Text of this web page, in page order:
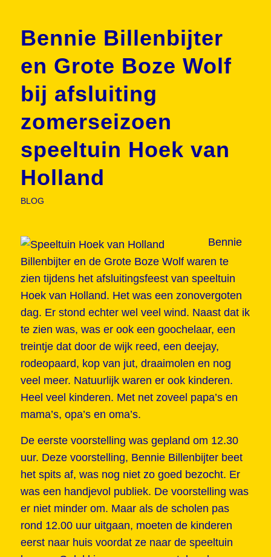
Bennie Billenbijter
en Grote Boze Wolf
bij afsluiting
zomerseizoen
speeltuin Hoek van
Holland
BLOG
Bennie
Billenbijter en de Grote Boze Wolf waren te
zien tijdens het afsluitingsfeest van speeltuin
Hoek van Holland. Het was een zonovergoten
dag. Er stond echter wel veel wind. Naast dat ik
te zien was, was er ook een goochelaar, een
treintje dat door de wijk reed, een deejay,
rodeopaard, kop van jut, draaimolen en nog
veel meer. Natuurlijk waren er ook kinderen.
Heel veel kinderen. Met net zoveel papa’s en
mama’s, opa’s en oma’s.
De eerste voorstelling was gepland om 12.30
uur. Deze voorstelling, Bennie Billenbijter beet
het spits af, was nog niet zo goed bezocht. Er
was een handjevol publiek. De voorstelling was
er niet minder om. Maar als de scholen pas
rond 12.00 uur uitgaan, moeten de kinderen
eerst naar huis voordat ze naar de speeltuin